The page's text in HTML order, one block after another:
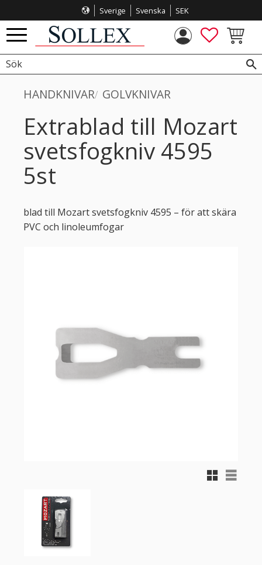
Meny
Sverige Svenska SEK
FAVORITER
HANDKNIVAR GOLVKNIVAR
Extrablad till Mozart
svetsfogkniv 4595
5st
blad till Mozart svetsfogkniv 4595 – för att skära
PVC och linoleumfogar
Rutnätsvy
Listvy